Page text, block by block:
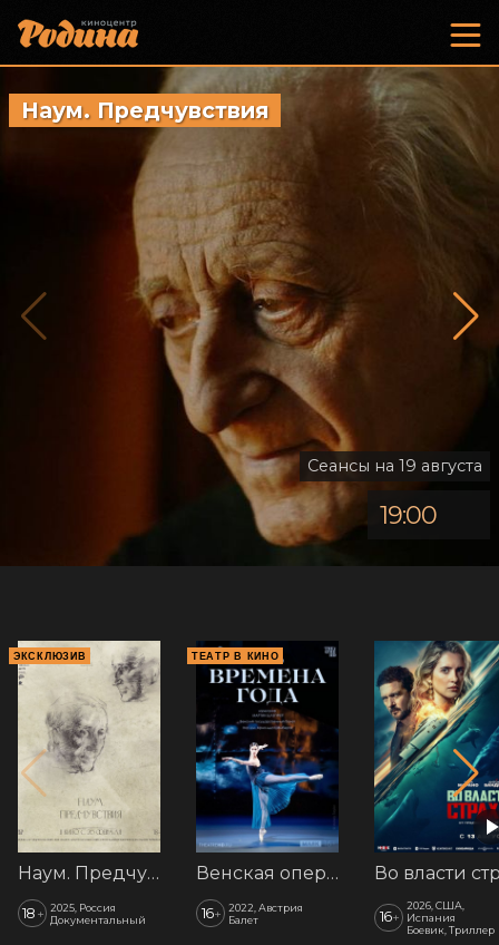
Наум. Предчувствия
Сеансы на 19 августа
19:00
ЭКСКЛЮЗИВ
Наум. Предчувствия
18 +
2025, Россия
Документальный
ТЕАТР В КИНО
Венская опера: Времена года
16+
2022, Австрия
Балет
16+
2026, США,
Испания
Боевик, Триллер